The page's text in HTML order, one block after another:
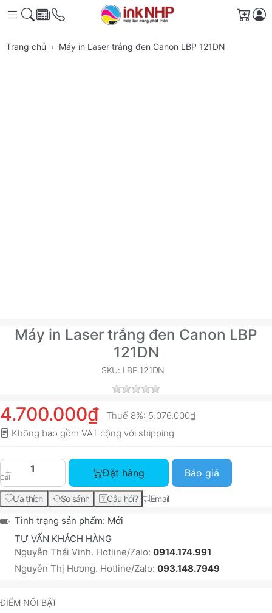
Giỏ
Trang chủ Máy in Laser trắng đen Canon LBP 121DN
Máy in Laser trắng đen Canon LBP
121DN
SKU: LBP 121DN
4.700.000₫ Thuế 8%: 5.076.000₫
Không bao gồm VAT cộng với shipping
Cái
Máy in Laser trắng đen Canon LBP 121DN với
Đặt hàng Báo giá
Ưa thích So sánh Câu hỏi? Email
Tình trạng sản phẩm: Mới
TƯ VẤN KHÁCH HÀNG
Nguyễn Thái Vinh. Hotline/Zalo: 0914.174.991
Nguyễn Thị Hương. Hotline/Zalo: 093.148.7949
ĐIỂM NỔI BẬT